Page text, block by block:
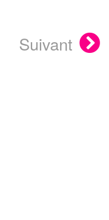
Suivant